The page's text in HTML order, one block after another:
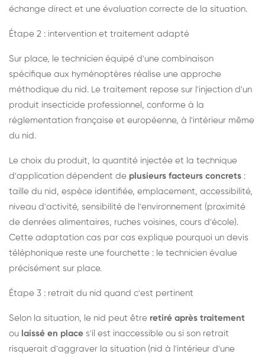
échange direct et une évaluation correcte de la situation.
Étape 2 : intervention et traitement adapté
Sur place, le technicien équipé d'une combinaison
spécifique aux hyménoptères réalise une approche
méthodique du nid. Le traitement repose sur l'injection d'un
produit insecticide professionnel, conforme à la
réglementation française et européenne, à l'intérieur même
du nid.
Le choix du produit, la quantité injectée et la technique
d'application dépendent de plusieurs facteurs concrets :
taille du nid, espèce identifiée, emplacement, accessibilité,
niveau d'activité, sensibilité de l'environnement (proximité
de denrées alimentaires, ruches voisines, cours d'école).
Cette adaptation cas par cas explique pourquoi un devis
téléphonique reste une fourchette : le technicien évalue
précisément sur place.
Étape 3 : retrait du nid quand c'est pertinent
Selon la situation, le nid peut être retiré après traitement
ou laissé en place s'il est inaccessible ou si son retrait
risquerait d'aggraver la situation (nid à l'intérieur d'une